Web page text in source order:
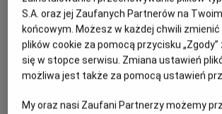
19:30
2D, napisy
20:50
2D, napisy
POKAŻ KOLEJNE DNI
S.A. oraz jej Zaufanych Partnerów na
końcowym. Możesz w każdej chwili
plików cookie za pomocą przycisku
się w stopce serwisu. Zmiana ustawień
możliwa jest także za pomocą ustawień
My oraz nasi Zaufani Partnerzy możemy